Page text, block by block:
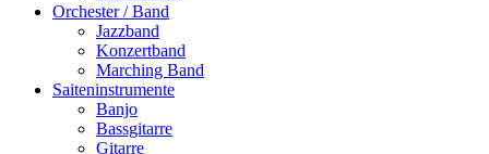
Orchester / Band
Jazzband
Konzertband
Marching Band
Saiteninstrumente
Banjo
Bassgitarre
Gitarre